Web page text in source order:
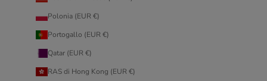
Polonia (EUR €)
Portogallo (EUR €)
Qatar (EUR €)
RAS di Hong Kong (EUR €)